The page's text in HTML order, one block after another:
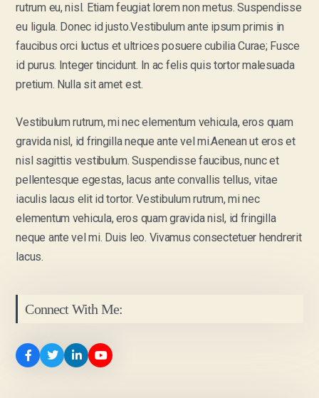
rutrum eu, nisl. Etiam feugiat lorem non metus. Suspendisse
eu ligula. Donec id justo.Vestibulum ante ipsum primis in
faucibus orci luctus et ultrices posuere cubilia Curae; Fusce
id purus. Integer tincidunt. In ac felis quis tortor malesuada
pretium. Nulla sit amet est.
Vestibulum rutrum, mi nec elementum vehicula, eros quam
gravida nisl, id fringilla neque ante vel mi.Aenean ut eros et
nisl sagittis vestibulum. Suspendisse faucibus, nunc et
pellentesque egestas, lacus ante convallis tellus, vitae
iaculis lacus elit id tortor. Vestibulum rutrum, mi nec
elementum vehicula, eros quam gravida nisl, id fringilla
neque ante vel mi. Duis leo. Vivamus consectetuer hendrerit
lacus.
Connect With Me: